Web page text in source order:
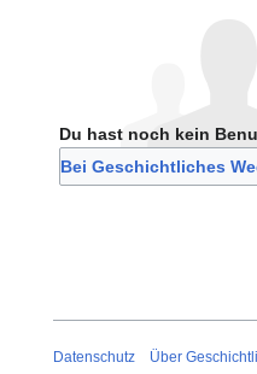
Du hast noch kein
Bei Geschichtliches
Datenschutz Über